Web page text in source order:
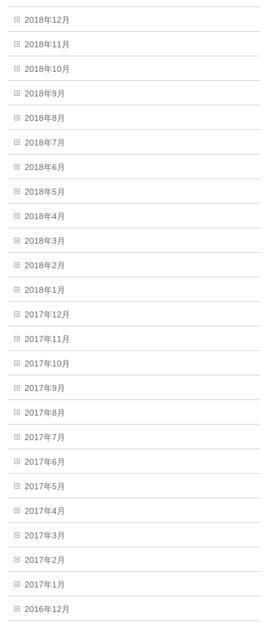
2018年12月
2018年11月
2018年10月
2018年9月
2018年8月
2018年7月
2018年6月
2018年5月
2018年4月
2018年3月
2018年2月
2018年1月
2017年12月
2017年11月
2017年10月
2017年9月
2017年8月
2017年7月
2017年6月
2017年5月
2017年4月
2017年3月
2017年2月
2017年1月
2016年12月